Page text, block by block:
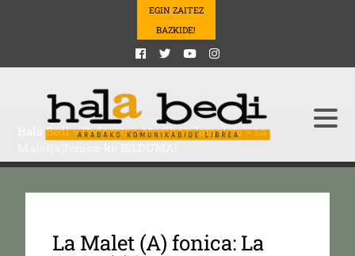
EGIN ZAITEZ
BAZKIDE!
Hala Bedi>Podcasts>Musika>lamaleta>La
La Malet (A) fonica: La